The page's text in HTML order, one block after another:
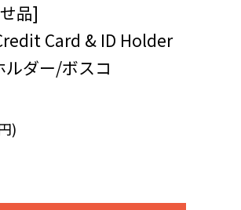
品]
Card & ID Holder
ルダー/ボスコ
)